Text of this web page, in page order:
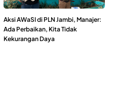
Aksi AWaSI di PLN Jambi, Manajer:
Ada Perbaikan, Kita Tidak
Kekurangan Daya